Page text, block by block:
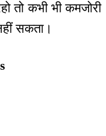
तो कभी भी कमजोरी
सकता।